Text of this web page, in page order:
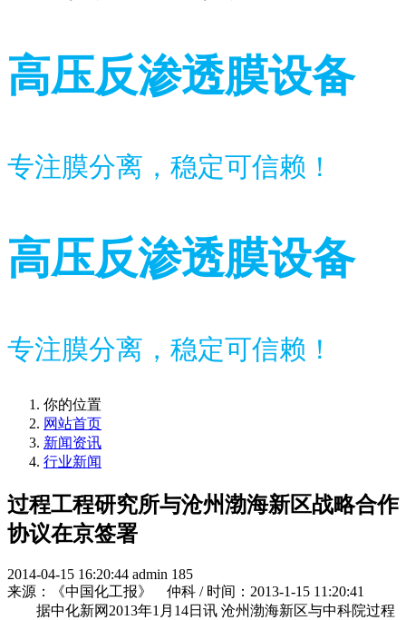
高压反渗透膜设备
专注膜分离，稳定可信赖！
高压反渗透膜设备
专注膜分离，稳定可信赖！
你的位置
网站首页
新闻资讯
行业新闻
过程工程研究所与沧州渤海新区战略合作
协议在京签署
2014-04-15 16:20:44 admin 185
来源：《中国化工报》 仲科 / 时间：2013-1-15 11:20:41
据中化新网2013年1月14日讯 沧州渤海新区与中科院过程